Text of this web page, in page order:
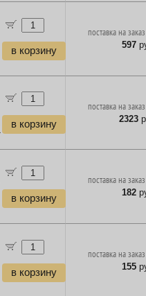
в корзину
поставка на
597
в корзину
поставка на
2323
в корзину
поставка на
182
в корзину
поставка на
155